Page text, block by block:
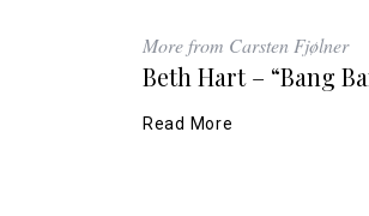
More from Carsten Fjølner
Beth Hart – “Bang
Read More